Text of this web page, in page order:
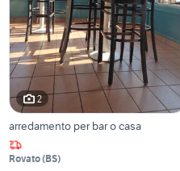
2
arredamento per bar o casa
Rovato(BS)